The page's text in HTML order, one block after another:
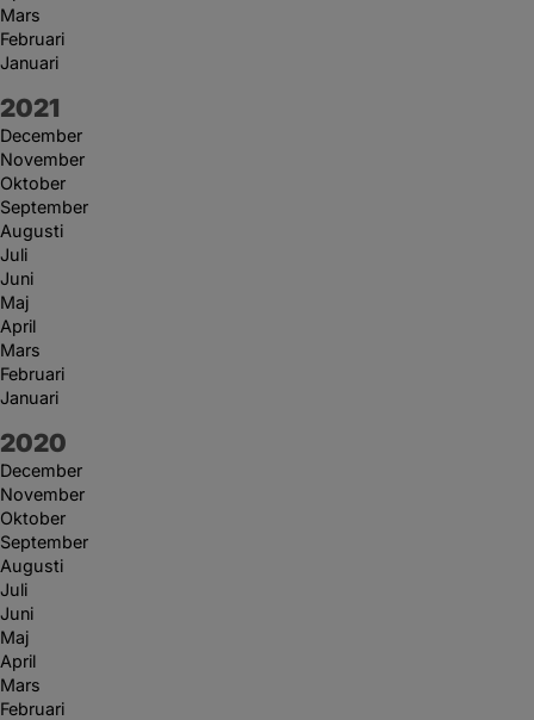
Mars
Februari
Januari
År:
2021
December
November
Oktober
September
Augusti
Juli
Juni
Maj
April
Mars
Februari
Januari
År:
2020
December
November
Oktober
September
Augusti
Juli
Juni
Maj
April
Mars
Februari